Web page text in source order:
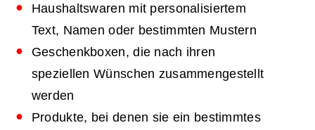
Haushaltswaren mit personalisiertem
Text, Namen oder bestimmten Mustern
Geschenkboxen, die nach ihren
speziellen Wünschen zusammengestellt
werden
Produkte, bei denen sie ein bestimmtes